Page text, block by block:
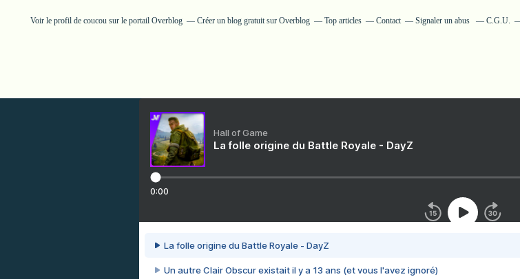
Voir le profil de coucousur le portail Overblog Créer un blog gratuit sur Overblog Top articles Contact Signaler un abus C.G.U.
Hall of Game
La folle origine du Battle Royale - DayZ
0:00
La folle origine du Battle Royale - DayZ
Un autre Clair Obscur existait il y a 13 ans (et vous l'avez ignoré)